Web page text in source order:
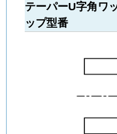
テーパーU字角ワ
ップ型番